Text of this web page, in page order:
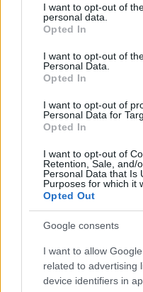
not limited to your visit or
grant or deny consent to
use your data for below
consent section.
I want to opt-out of
personal data.
Opted In
I want to opt-out of
Personal Data.
Opted In
I want to opt-out of
Personal Data for
Opted In
I want to opt-out of
Retention, Sale, and/
Personal Data that Is
Purposes for which it
Opted Out
Google consents
I want to allow
related to advertising
device identifiers in
1996/1997Bizet:
1996/1997
címszerep(olaszul)
1997/1998
1998/1999
rendező: Nagy Viktor
2000/2001Verdi:
2002.I.27.Verdi:
2003/2004
Konstanza (németül)-